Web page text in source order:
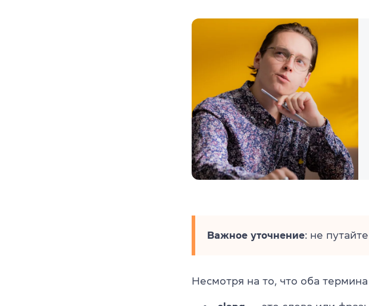
Важное уточнение: не
Несмотря на то, что оба